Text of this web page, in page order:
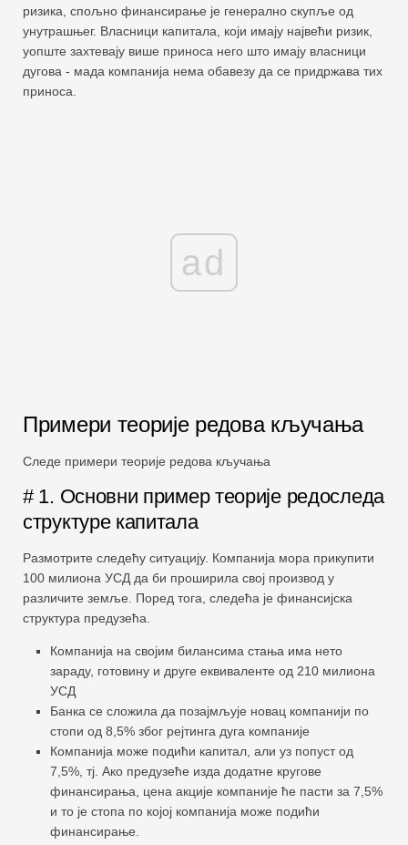
ризика, спољно финансирање је генерално скупље од
унутрашњег. Власници капитала, који имају највећи ризик,
уопште захтевају више приноса него што имају власници
дугова - мада компанија нема обавезу да се придржава тих
приноса.
ad
Примери теорије редова кључања
Следе примери теорије редова кључања
# 1. Основни пример теорије редоследа
структуре капитала
Размотрите следећу ситуацију. Компанија мора прикупити
100 милиона УСД да би проширила свој производ у
различите земље. Поред тога, следећа је финансијска
структура предузећа.
Компанија на својим билансима стања има нето
зараду, готовину и друге еквиваленте од 210 милиона
УСД
Банка се сложила да позајмљује новац компанији по
стопи од 8,5% због рејтинга дуга компаније
Компанија може подићи капитал, али уз попуст од
7,5%, тј. Ако предузеће изда додатне кругове
финансирања, цена акције компаније ће пасти за 7,5%
и то је стопа по којој компанија може подићи
финансирање.